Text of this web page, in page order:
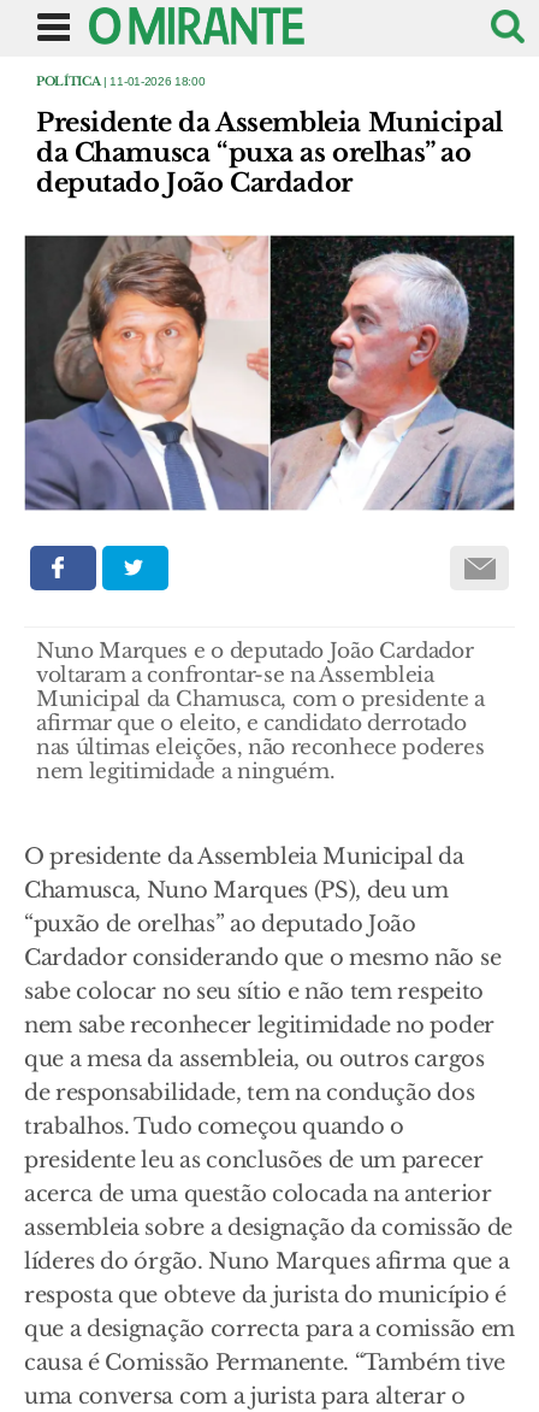
POLÍTICA | 11-01-2026 18:00
Presidente da Assembleia Municipal
da Chamusca “puxa as orelhas” ao
deputado João Cardador
Nuno Marques e o deputado João Cardador
voltaram a confrontar-se na Assembleia
Municipal da Chamusca, com o presidente a
afirmar que o eleito, e candidato derrotado
nas últimas eleições, não reconhece poderes
nem legitimidade a ninguém.
O presidente da Assembleia Municipal da
Chamusca, Nuno Marques (PS), deu um
“puxão de orelhas” ao deputado João
Cardador considerando que o mesmo não se
sabe colocar no seu sítio e não tem respeito
nem sabe reconhecer legitimidade no poder
que a mesa da assembleia, ou outros cargos
de responsabilidade, tem na condução dos
trabalhos. Tudo começou quando o
presidente leu as conclusões de um parecer
acerca de uma questão colocada na anterior
assembleia sobre a designação da comissão de
líderes do órgão. Nuno Marques afirma que a
resposta que obteve da jurista do município é
que a designação correcta para a comissão em
causa é Comissão Permanente. “Também tive
uma conversa com a jurista para alterar o